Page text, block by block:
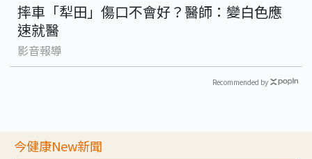
摔車「犁田」傷口不會好？醫師：變白色應
速就醫
影音報導
Recommended by
今健康New新聞